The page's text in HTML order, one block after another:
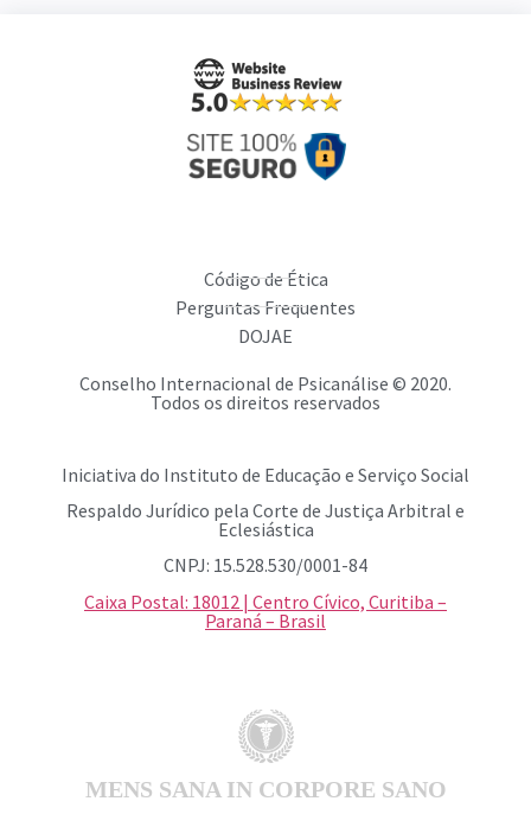
Código de Ética
Perguntas Frequentes
DOJAE
Conselho Internacional de Psicanálise © 2020.
Todos os direitos reservados
Iniciativa do Instituto de Educação e Serviço Social
Respaldo Jurídico pela Corte de Justiça Arbitral e
Eclesiástica
CNPJ: 15.528.530/0001-84
Caixa Postal: 18012 | Centro Cívico, Curitiba –
Paraná – Brasil
MENS SANA IN CORPORE SANO